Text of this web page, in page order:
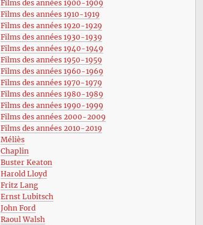
Films des années 1900-1909
Films des années 1910-1919
Films des années 1920-1929
Films des années 1930-1939
Films des années 1940-1949
Films des années 1950-1959
Films des années 1960-1969
Films des années 1970-1979
Films des années 1980-1989
Films des années 1990-1999
Films des années 2000-2009
Films des années 2010-2019
Méliès
Chaplin
Buster Keaton
Harold Lloyd
Fritz Lang
Ernst Lubitsch
John Ford
Raoul Walsh